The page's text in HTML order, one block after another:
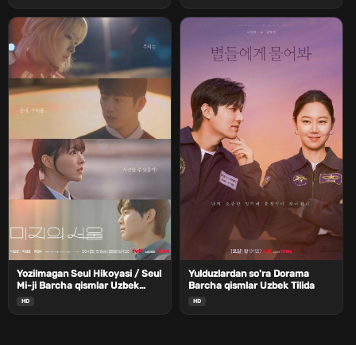
Yozilmagan Seul Hikoyasi / Seul
Mi-ji Barcha qismlar Uzbek
Tilida
HD
Yulduzlardan so'ra Dorama
Barcha qismlar Uzbek Tilida
HD